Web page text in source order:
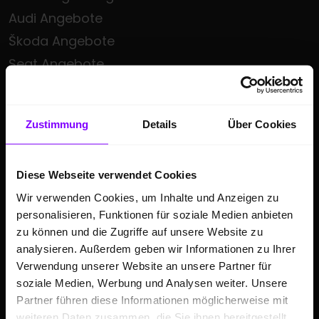
Zustimmung Details Über Cookies
Diese Webseite verwendet Cookies
Wir verwenden Cookies, um Inhalte und Anzeigen zu
personalisieren, Funktionen für soziale Medien anbieten
zu können und die Zugriffe auf unsere Website zu
analysieren. Außerdem geben wir Informationen zu Ihrer
Verwendung unserer Website an unsere Partner für
soziale Medien, Werbung und Analysen weiter. Unsere
Partner führen diese Informationen möglicherweise mit
Audi Angebote
Škoda Angebote
Seat Angebote
Hülpert kauft Ihr Auto
E-Mobilität
Gebrauchtwagen
Saisonale Sonderangebote
Kleinwagen
SUV
GESCHÄFTSKUNDEN